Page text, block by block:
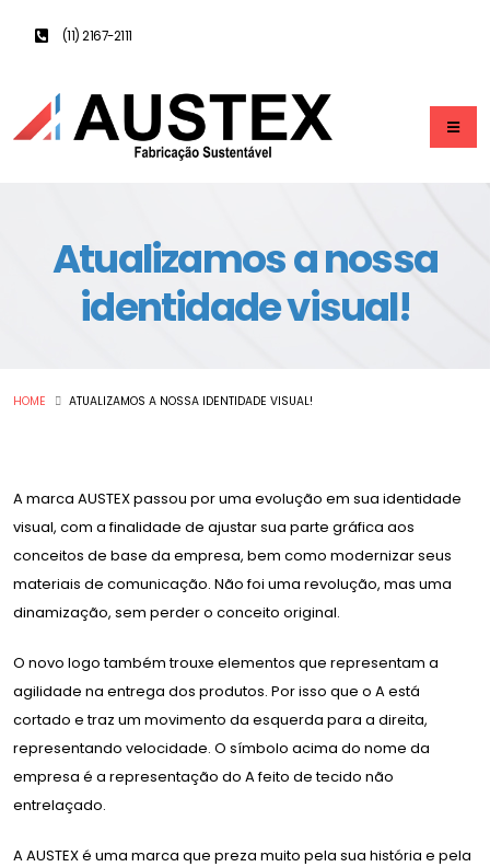
(11) 2167-2111
Atualizamos a nossa
identidade visual!
HOME ATUALIZAMOS A NOSSA IDENTIDADE VISUAL!
A marca AUSTEX passou por uma evolução em sua identidade
visual, com a finalidade de ajustar sua parte gráfica aos
conceitos de base da empresa, bem como modernizar seus
materiais de comunicação. Não foi uma revolução, mas uma
dinamização, sem perder o conceito original.
O novo logo também trouxe elementos que representam a
agilidade na entrega dos produtos. Por isso que o A está
cortado e traz um movimento da esquerda para a direita,
representando velocidade. O símbolo acima do nome da
empresa é a representação do A feito de tecido não
entrelaçado.
A AUSTEX é uma marca que preza muito pela sua história e pela